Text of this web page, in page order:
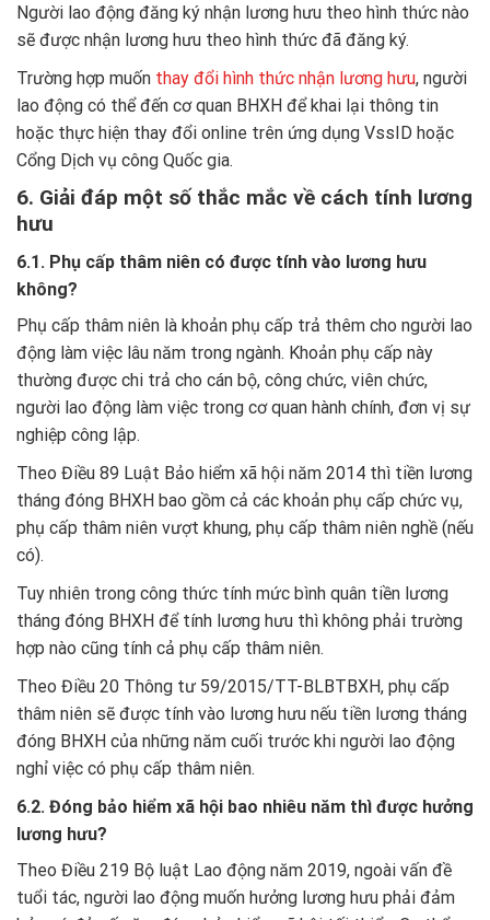
Người lao động đăng ký nhận lương hưu theo hình thức nào
sẽ được nhận lương hưu theo hình thức đã đăng ký.
Trường hợp muốn thay đổi hình thức nhận lương hưu, người
lao động có thể đến cơ quan BHXH để khai lại thông tin
hoặc thực hiện thay đổi online trên ứng dụng VssID hoặc
Cổng Dịch vụ công Quốc gia.
6. Giải đáp một số thắc mắc về cách tính lương
hưu
6.1. Phụ cấp thâm niên có được tính vào lương hưu
không?
Phụ cấp thâm niên là khoản phụ cấp trả thêm cho người lao
động làm việc lâu năm trong ngành. Khoản phụ cấp này
thường được chi trả cho cán bộ, công chức, viên chức,
người lao động làm việc trong cơ quan hành chính, đơn vị sự
nghiệp công lập.
Theo Điều 89 Luật Bảo hiểm xã hội năm 2014 thì tiền lương
tháng đóng BHXH bao gồm cả các khoản phụ cấp chức vụ,
phụ cấp thâm niên vượt khung, phụ cấp thâm niên nghề (nếu
có).
Tuy nhiên trong công thức tính mức bình quân tiền lương
tháng đóng BHXH để tính lương hưu thì không phải trường
hợp nào cũng tính cả phụ cấp thâm niên.
Theo Điều 20 Thông tư 59/2015/TT-BLBTBXH, phụ cấp
thâm niên sẽ được tính vào lương hưu nếu tiền lương tháng
đóng BHXH của những năm cuối trước khi người lao động
nghỉ việc có phụ cấp thâm niên.
6.2. Đóng bảo hiểm xã hội bao nhiêu năm thì được hưởng
lương hưu?
Theo Điều 219 Bộ luật Lao động năm 2019, ngoài vấn đề
tuổi tác, người lao động muốn hưởng lương hưu phải đảm